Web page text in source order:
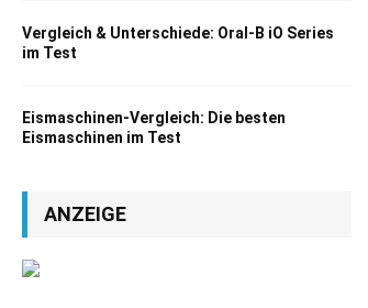
Vergleich & Unterschiede: Oral-B iO Series
im Test
Eismaschinen-Vergleich: Die besten
Eismaschinen im Test
ANZEIGE